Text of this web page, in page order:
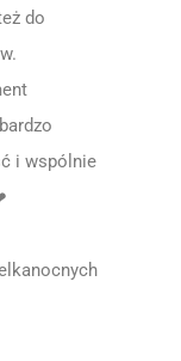
do
i wspólnie